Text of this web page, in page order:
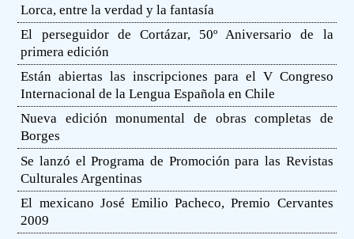
Lorca, entre la verdad y la fantasía
El perseguidor de Cortázar, 50º Aniversario de la
primera edición
Están abiertas las inscripciones para el V Congreso
Internacional de la Lengua Española en Chile
Nueva edición monumental de obras completas de
Borges
Se lanzó el Programa de Promoción para las Revistas
Culturales Argentinas
El mexicano José Emilio Pacheco, Premio Cervantes
2009